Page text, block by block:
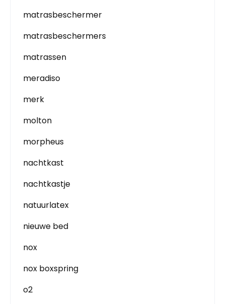
matrasbeschermer
matrasbeschermers
matrassen
meradiso
merk
molton
morpheus
nachtkast
nachtkastje
natuurlatex
nieuwe bed
nox
nox boxspring
o2